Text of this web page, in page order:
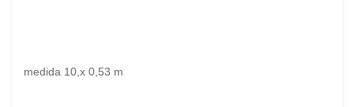
medida 10,x 0,53 m